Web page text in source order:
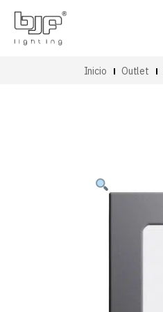
Inicio Outlet